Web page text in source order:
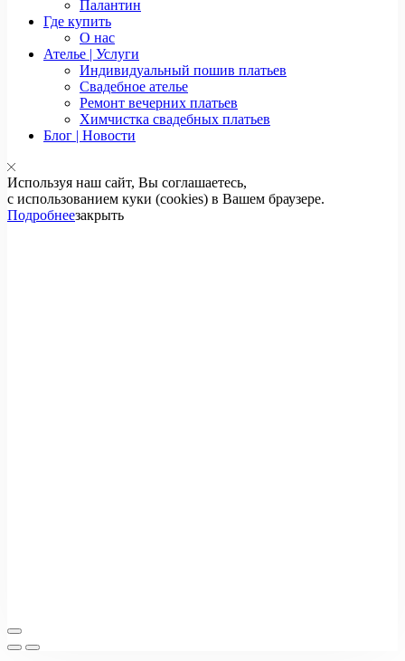
Палантин
Где купить
О нас
Ателье | Услуги
Индивидуальный пошив платьев
Свадебное ателье
Ремонт вечерних платьев
Химчистка свадебных платьев
Блог | Новости
Используя наш сайт, Вы соглашаетесь,
с использованием куки (cookies) в Вашем браузере.
Подробнеезакрыть